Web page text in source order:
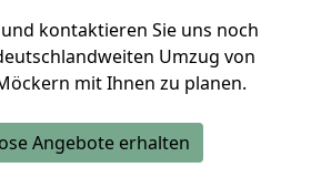
und kontaktieren Sie uns noch
Umzug von
mit Ihnen zu planen.
Angebote erhalten